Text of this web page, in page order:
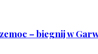
– biegnij w